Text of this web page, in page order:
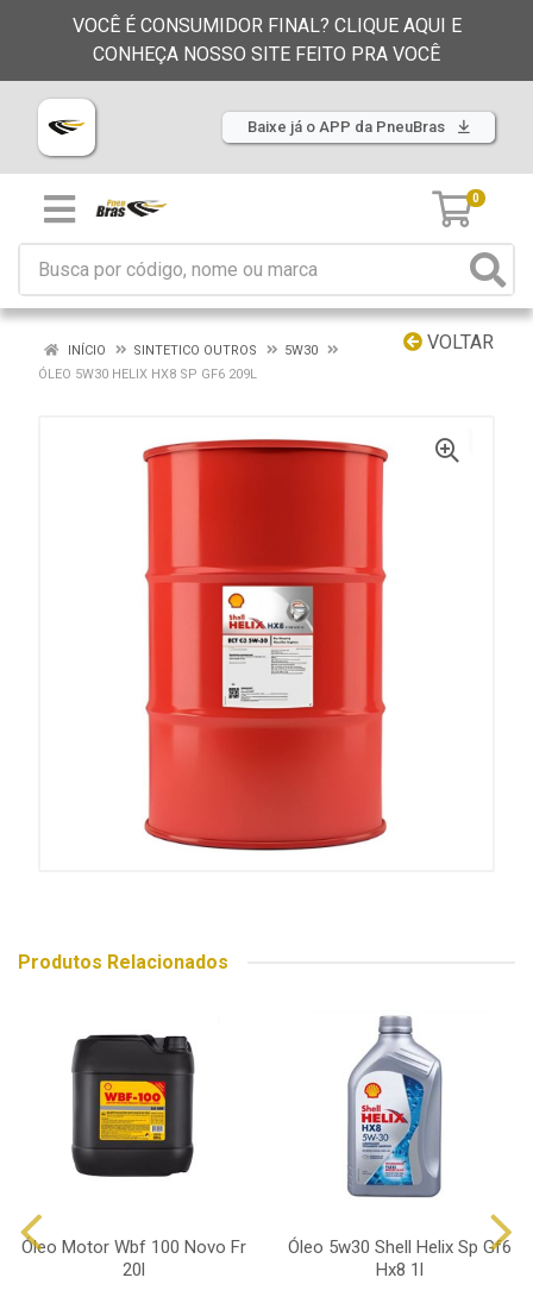
VOCÊ É CONSUMIDOR FINAL? CLIQUE AQUI E
CONHEÇA NOSSO SITE FEITO PRA VOCÊ
Baixe já o APP da PneuBras
0
VOLTAR
INÍCIO SINTETICO OUTROS
5W30
ÓLEO 5W30 HELIX HX8 SP GF6 209L
Produtos Relacionados
Óleo Motor Wbf 100 Novo Fr
20l
Óleo 5w30 Shell Helix Sp Gf6
Hx8 1l